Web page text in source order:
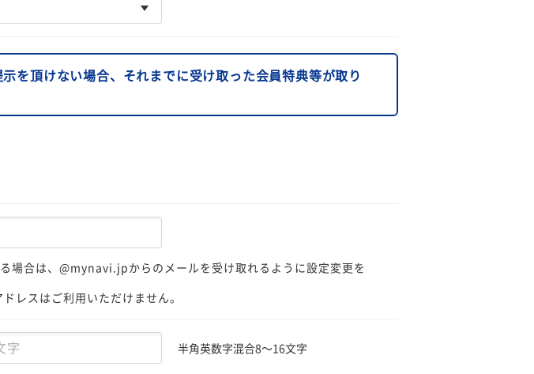
を頂けない場合、それまでに受け取った会員特典等が取り
場合は、@mynavi.jpからのメールを受け取れるように設定変更を
レスはご利用いただけません。
半角英数字混合8〜16文字